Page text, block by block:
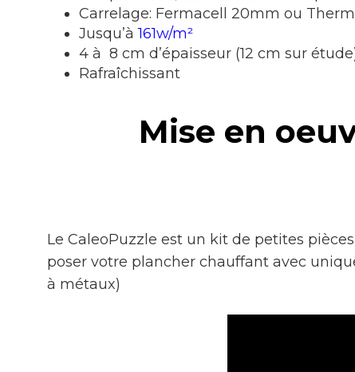
Carrelage: Fermacell 20mm ou
Jusqu’à161w/m²
4 à 8 cm d’épaisseur (12 cm sur
Rafraîchissant
Mise en
Le CaleoPuzzle est un kit de petites
poser votre plancher chauffant avec
à métaux)